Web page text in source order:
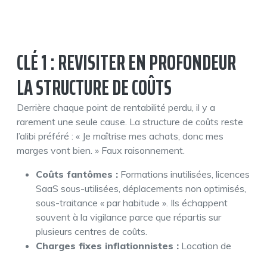
CLÉ 1 : REVISITER EN PROFONDEUR
LA STRUCTURE DE COÛTS
Derrière chaque point de rentabilité perdu, il y a
rarement une seule cause. La structure de coûts reste
l’alibi préféré : « Je maîtrise mes achats, donc mes
marges vont bien. » Faux raisonnement.
Coûts fantômes : Formations inutilisées, licences
SaaS sous-utilisées, déplacements non optimisés,
sous-traitance « par habitude ». Ils échappent
souvent à la vigilance parce que répartis sur
plusieurs centres de coûts.
Charges fixes inflationnistes : Location de